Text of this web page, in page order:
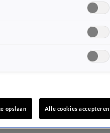
opslaan Alle cookies accepteren